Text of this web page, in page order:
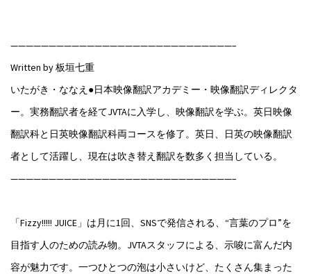
—————————————————————————————–
Written by 板垣七重
いたがき・ななえ●日本映像翻訳アカデミー・映像翻訳ディレクタ
ー。実務翻訳者を経てJVTAに入学し、映像翻訳を学ぶ。英日映像
翻訳科と日英映像翻訳科両コースを修了。英日、日英の映像翻訳
者として活躍し、現在は吹き替え翻訳を数多く担当している。
—————————————————————————————–
「Fizzy!!!!! JUICE」は月に1回、SNSで発信される、“言葉のプロ”を
目指す人のための読み物。JVTAスタッフによる、示唆に富んだ内
容が魅力です。一つひとつの泡は小さいけど、たくさん集まった